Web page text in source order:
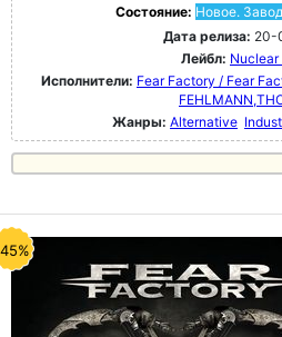
Состояние: Новое.
Дата релиза: 20-
Лейбл: Nuclear
Исполнители: Fear Factory / Fear
Жанры: Alternative